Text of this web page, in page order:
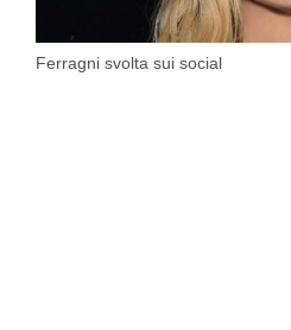
Ferragni svolta sui social